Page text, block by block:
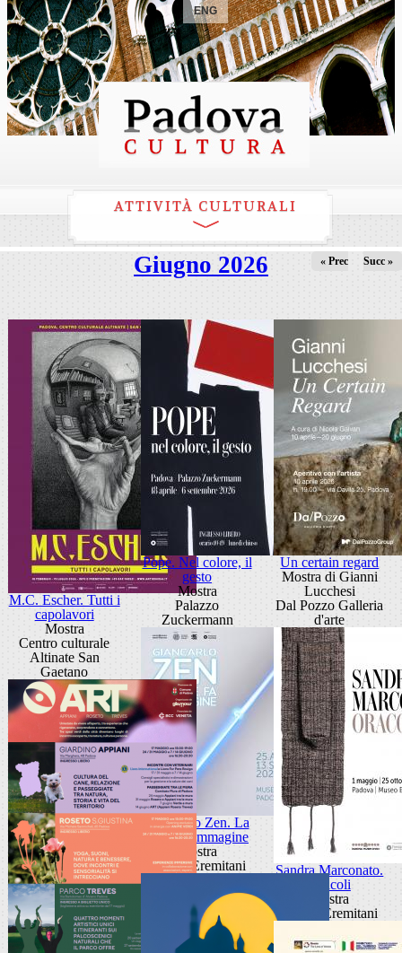
ENG
ATTIVITÀ CULTURALI
Giugno 2026 « Prec Succ »
M.C. Escher. Tutti i
capolavori
Mostra
Centro culturale
Altinate San
Gaetano
Pope. Nel colore, il
gesto
Mostra
Palazzo
Zuckermann
Un certain regard
Mostra di Gianni
Lucchesi
Dal Pozzo Galleria
d'arte
Giancarlo Zen. La
luce fa l'immagine
Mostra
Museo Eremitani
Sandra Marconato.
Oracoli
Mostra
Museo Eremitani